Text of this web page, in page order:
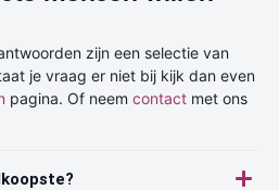
zijn een selectie van
je vraag er niet bij kijk dan even
pagina. Of neem contact met ons